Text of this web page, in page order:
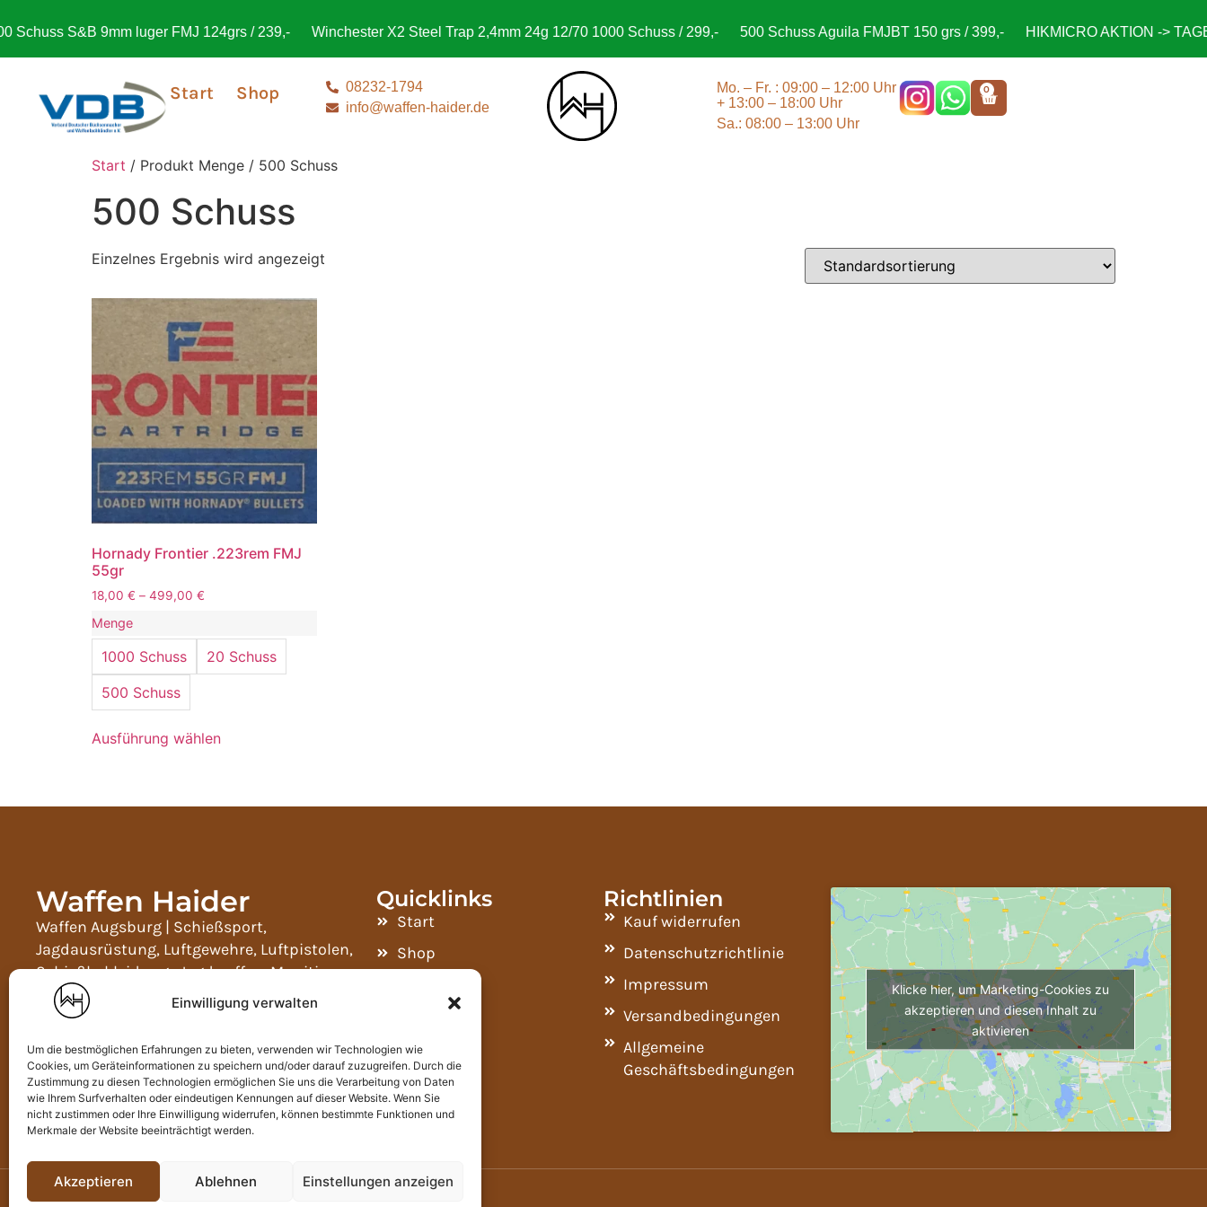
Einwilligung verwalten
Um die bestmöglichen Erfahrungen zu bieten, verwenden wir Technologien wie
Cookies, um Geräteinformationen zu speichern und/oder darauf zuzugreifen. Durch die
Zustimmung zu diesen Technologien ermöglichen Sie uns die Verarbeitung von Daten
wie Ihrem Surfverhalten oder eindeutigen Kennungen auf dieser Website. Wenn Sie
nicht zustimmen oder Ihre Einwilligung widerrufen, können bestimmte Funktionen und
Merkmale der Website beeinträchtigt werden.
Akzeptieren Ablehnen Einstellungen anzeigen
S&B 9mm luger FMJ 124grs / 239,- Winchester X2 Steel Trap 2,4mm 24g 12/70 1000 Schuss / 299,- 500 Schuss Aguila FMJBT 150 grs / 399,- HIKMICRO AKTION ->
Start Shop
08232-1794
info@waffen-haider.de
Mo. – Fr. : 09:00 – 12:00 Uhr
+ 13:00 – 18:00 Uhr
Sa.: 08:00 – 13:00 Uhr
0
Start / Produkt Menge / 500 Schuss
500 Schuss
Einzelnes Ergebnis wird angezeigt
Hornady Frontier .223rem FMJ
55gr
18,00 € – 499,00 €
Menge
1000 Schuss
20 Schuss
500 Schuss
Ausführung wählen
Waffen Haider
Waffen Augsburg | Schießsport,
Jagdausrüstung, Luftgewehre, Luftpistolen,
Schießbekleidung, Jagdwaffen, Munition,
Zielfernrohre, Wärmebildgeräte, Ferngläser,
Widerladeartikel, NC- und SP-Pulver und
Mo-Fr 09:00-12:00 und 13:00-18:00
Sa: 09:00-13:00
Junkersstraße 7, 86836 Graben
Quicklinks
Start
Shop
Geschäft
Richtlinien
Kauf widerrufen
Datenschutzrichtlinie
Impressum
Versandbedingungen
Allgemeine
Geschäftsbedingungen
Klicke hier, um Marketing-Cookies zu
akzeptieren und diesen Inhalt zu
aktivieren
Copyright © 2026 Waffen Augsburg-Landsberg